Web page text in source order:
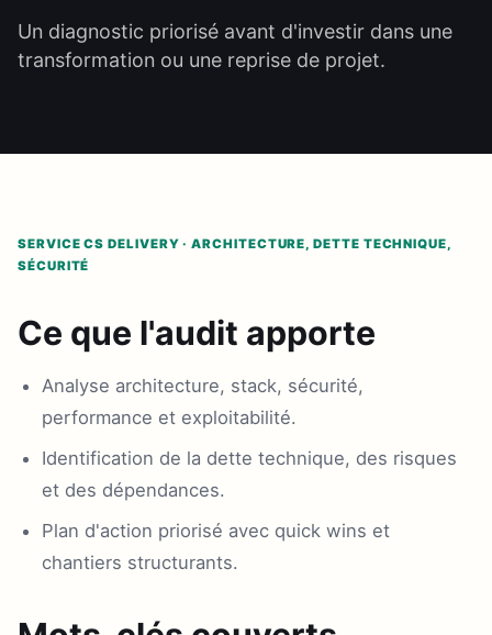
Un diagnostic priorisé avant d'investir dans une
transformation ou une reprise de projet.
SERVICE CS DELIVERY · ARCHITECTURE, DETTE TECHNIQUE,
SÉCURITÉ
Ce que l'audit apporte
Analyse architecture, stack, sécurité,
performance et exploitabilité.
Identification de la dette technique, des risques
et des dépendances.
Plan d'action priorisé avec quick wins et
chantiers structurants.